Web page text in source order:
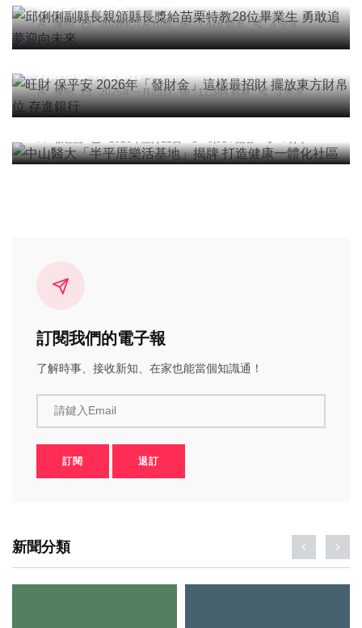
陳明 2026年六月10日 7,426 觀看 4 分享
宗教 綜合新聞 健康 旅遊
旺財 保平安 2026年「發財金」這樣最招財 擺放東
陳明 2026年一月25日 11,384 觀看 3 分享
中山醫大「半平厝樂活基地」揭牌 打造健康一體化
社區
張世昌 2026年三月12日 8,814 觀看 4 分享
訂閱我們的電子報
了解時事、接收新知、在家也能當個知識通！
請鍵入Email
訂閱 退訂
新聞分類